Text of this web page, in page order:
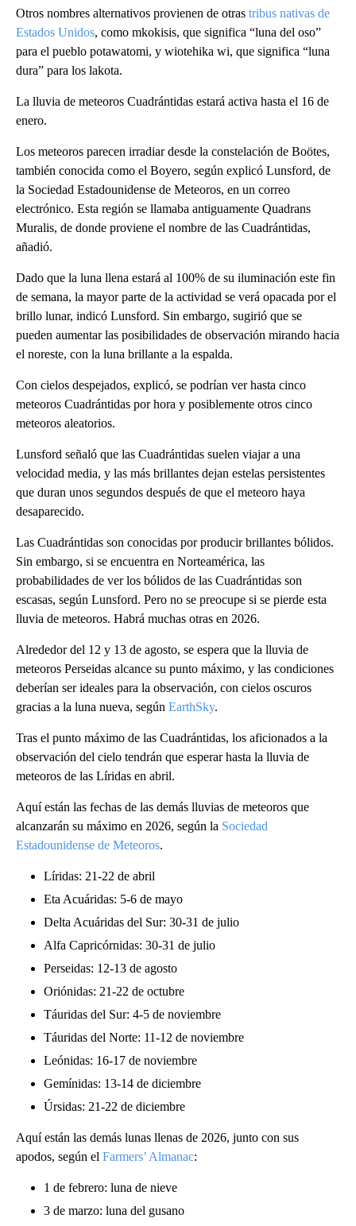
Otros nombres alternativos provienen de otras tribus nativas de
Estados Unidos, como mkokisis, que significa “luna del oso”
para el pueblo potawatomi, y wiotehika wi, que significa “luna
dura” para los lakota.
La lluvia de meteoros Cuadrántidas estará activa hasta el 16 de
enero.
Los meteoros parecen irradiar desde la constelación de Boötes,
también conocida como el Boyero, según explicó Lunsford, de
la Sociedad Estadounidense de Meteoros, en un correo
electrónico. Esta región se llamaba antiguamente Quadrans
Muralis, de donde proviene el nombre de las Cuadrántidas,
añadió.
Dado que la luna llena estará al 100% de su iluminación este fin
de semana, la mayor parte de la actividad se verá opacada por el
brillo lunar, indicó Lunsford. Sin embargo, sugirió que se
pueden aumentar las posibilidades de observación mirando hacia
el noreste, con la luna brillante a la espalda.
Con cielos despejados, explicó, se podrían ver hasta cinco
meteoros Cuadrántidas por hora y posiblemente otros cinco
meteoros aleatorios.
Lunsford señaló que las Cuadrántidas suelen viajar a una
velocidad media, y las más brillantes dejan estelas persistentes
que duran unos segundos después de que el meteoro haya
desaparecido.
Las Cuadrántidas son conocidas por producir brillantes bólidos.
Sin embargo, si se encuentra en Norteamérica, las
probabilidades de ver los bólidos de las Cuadrántidas son
escasas, según Lunsford. Pero no se preocupe si se pierde esta
lluvia de meteoros. Habrá muchas otras en 2026.
Alrededor del 12 y 13 de agosto, se espera que la lluvia de
meteoros Perseidas alcance su punto máximo, y las condiciones
deberían ser ideales para la observación, con cielos oscuros
gracias a la luna nueva, según EarthSky.
Tras el punto máximo de las Cuadrántidas, los aficionados a la
observación del cielo tendrán que esperar hasta la lluvia de
meteoros de las Líridas en abril.
Aquí están las fechas de las demás lluvias de meteoros que
alcanzarán su máximo en 2026, según la Sociedad
Estadounidense de Meteoros.
Líridas: 21-22 de abril
Eta Acuáridas: 5-6 de mayo
Delta Acuáridas del Sur: 30-31 de julio
Alfa Capricórnidas: 30-31 de julio
Perseidas: 12-13 de agosto
Oriónidas: 21-22 de octubre
Táuridas del Sur: 4-5 de noviembre
Táuridas del Norte: 11-12 de noviembre
Leónidas: 16-17 de noviembre
Gemínidas: 13-14 de diciembre
Úrsidas: 21-22 de diciembre
Aquí están las demás lunas llenas de 2026, junto con sus
apodos, según el Farmers’ Almanac:
1 de febrero: luna de nieve
3 de marzo: luna del gusano